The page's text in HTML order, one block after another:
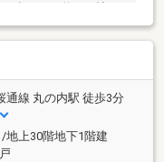
ったりとお過ごしいた
ながら、目の前には
境。商業施設・交通
エリアでも珍しい立
地をご体感ください。
3分藤森中学校 徒
丘公園 徒歩3分＼
にちをお気軽にお問
通線 丸の内駅 徒歩3分
地上30階地下1階建